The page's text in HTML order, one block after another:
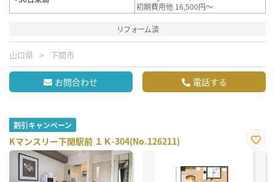
初期費用他 16,500円～
リフォーム済
山口県 下関市
お問合わせ 電話する
割引キャンペーン
Kマンスリー下関駅前 １Ｋ-304(No.126211)
お気